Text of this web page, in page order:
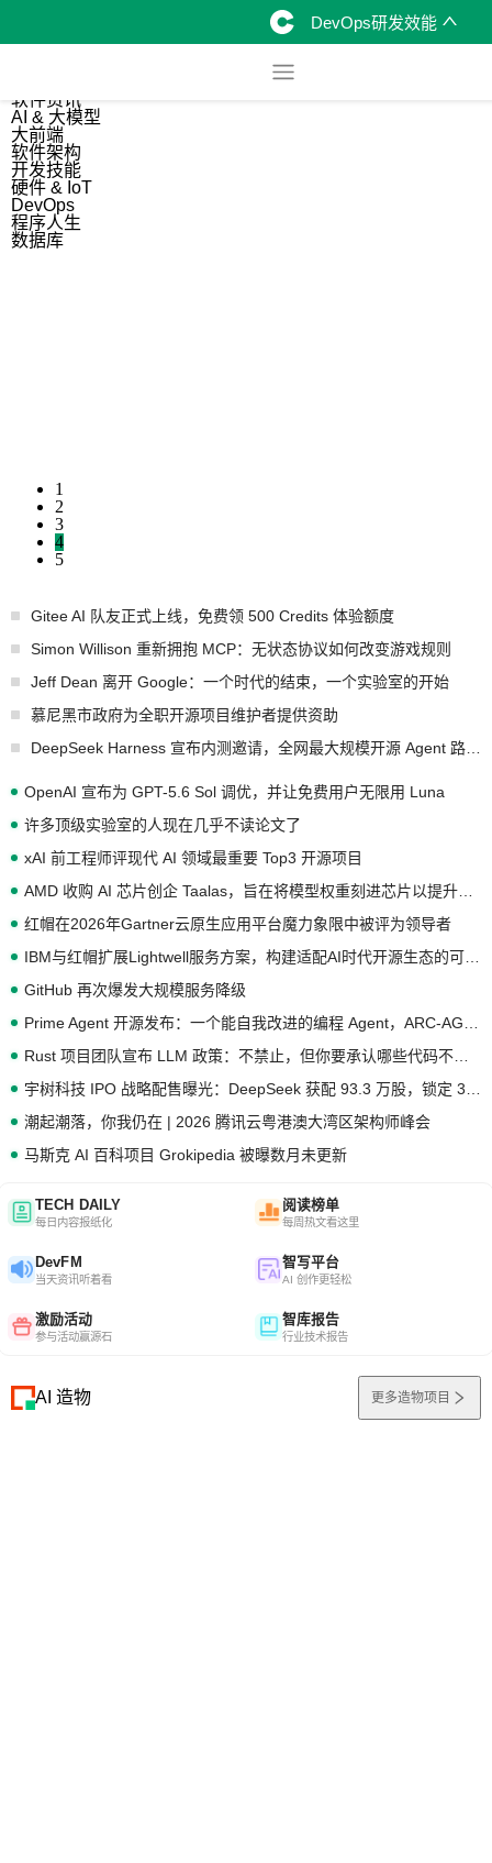
DevOps研发效能
软件资讯
AI & 大模型
大前端
软件架构
开发技能
硬件 & IoT
DevOps
程序人生
数据库
1
2
3
4
5
Gitee AI 队友正式上线，免费领 500 Credits 体验额度
Simon Willison 重新拥抱 MCP：无状态协议如何改变游戏规则
Jeff Dean 离开 Google：一个时代的结束，一个实验室的开始
慕尼黑市政府为全职开源项目维护者提供资助
OpenAI 宣布为 GPT-5.6 Sol 调优，并让免费用户无限用 Luna
许多顶级实验室的人现在几乎不读论文了
xAI 前工程师评现代 AI 领域最重要 Top3 开源项目
红帽在2026年Gartner云原生应用平台魔力象限中被评为领导者
GitHub 再次爆发大规模服务降级
潮起潮落，你我仍在 | 2026 腾讯云粤港澳大湾区架构师峰会
马斯克 AI 百科项目 Grokipedia 被曝数月未更新
TECH DAILY
每日内容报纸化
阅读榜单
每周热文看这里
DevFM
当天资讯听着看
智写平台
AI 创作更轻松
激励活动
参与活动赢源石
智库报告
行业技术报告
AI 造物 更多造物项目